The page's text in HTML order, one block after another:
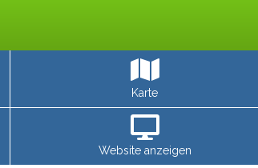
Karte
Website anzeigen